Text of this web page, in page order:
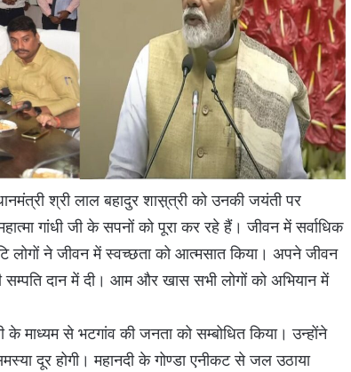
श्री लाल बहादुर शास़्त्री को उनकी जयंती पर
गांधी जी के सपनों को पूरा कर रहे हैं। जीवन में सर्वाधिक
लोगों ने जीवन में स्वच्छता को आत्मसात किया। अपने जीवन
सम्पति दान में दी। आम और खास सभी लोगों को अभियान में
माध्यम से भटगांव की जनता को सम्बोधित किया। उन्होंने
दूर होगी। महानदी के गोण्डा एनीकट से जल उठाया